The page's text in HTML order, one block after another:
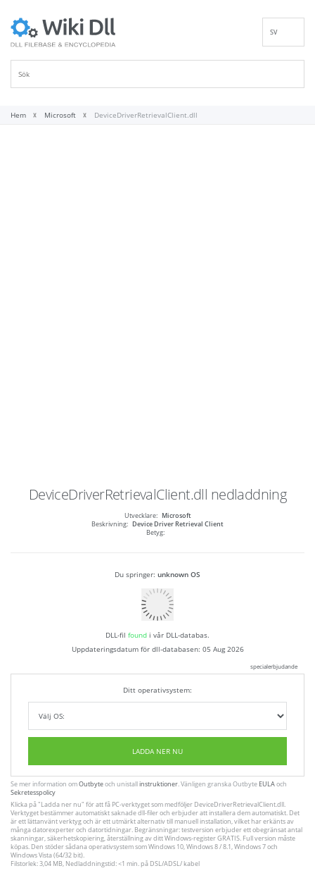
SV
Hem Microsoft DeviceDriverRetrievalClient.dll
DeviceDriverRetrievalClient.dll nedladdning
Utvecklare: Microsoft
Beskrivning: Device Driver Retrieval Client
Betyg:
Du springer: unknown OS
DLL-fil found i vår DLL-databas.
Uppdateringsdatum för dll-databasen: 05 Aug 2026
specialerbjudande
Ditt operativsystem:
LADDA NER NU
Se mer information omOutbyteoch unistallinstruktioner. Vänligen granska Outbyte EULAoch
Sekretesspolicy
Klicka på"Ladda ner nu" för att få PC-verktyget som medföljer DeviceDriverRetrievalClient.dll.
Verktyget bestämmer automatiskt saknade dll-filer och erbjuder att installera dem automatiskt. Det
är ett lättanvänt verktyg och är ett utmärkt alternativ till manuell installation, vilket har erkänts av
många datorexperter och datortidningar. Begränsningar: testversion erbjuder ett obegränsat antal
skanningar, säkerhetskopiering, återställning av ditt Windows-register GRATIS. Full version måste
köpas. Den stöder sådana operativsystem som Windows 10, Windows 8 / 8.1, Windows 7 och
Windows Vista (64/32 bit).
Filstorlek: 3,04 MB, Nedladdningstid: <1 min. på DSL/ADSL/ kabel